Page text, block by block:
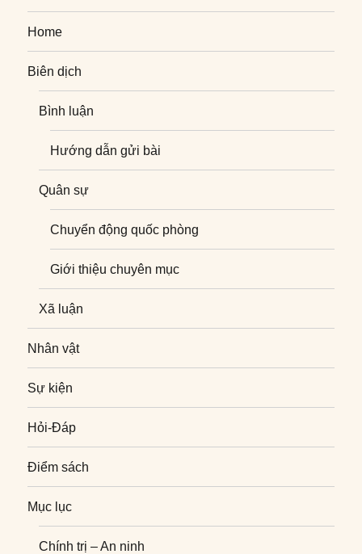
Home
Biên dịch
Bình luận
Hướng dẫn gửi bài
Quân sự
Chuyển động quốc phòng
Giới thiệu chuyên mục
Xã luận
Nhân vật
Sự kiện
Hỏi-Đáp
Điểm sách
Mục lục
Chính trị – An ninh